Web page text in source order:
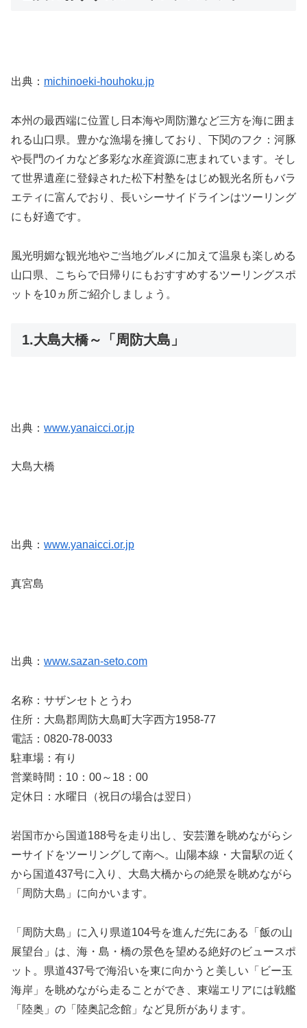
出典： michinoeki-houhoku.jp
本州の最西端に位置し日本海や周防灘など三方を海に囲ま
れる山口県。豊かな漁場を擁しており、下関のフク：河豚
や長門のイカなど多彩な水産資源に恵まれています。そし
て世界遺産に登録された松下村塾をはじめ観光名所もバラ
エティに富んでおり、長いシーサイドラインはツーリング
にも好適です。
風光明媚な観光地やご当地グルメに加えて温泉も楽しめる
山口県、こちらで日帰りにもおすすめするツーリングスポ
ットを10ヵ所ご紹介しましょう。
1.大島大橋～「周防大島」
出典： www.yanaicci.or.jp
大島大橋
出典： www.yanaicci.or.jp
真宮島
出典： www.sazan-seto.com
名称：サザンセトとうわ
住所：大島郡周防大島町大字西方1958-77
電話：0820-78-0033
駐車場：有り
営業時間：10：00～18：00
定休日：水曜日（祝日の場合は翌日）
岩国市から国道188号を走り出し、安芸灘を眺めながらシ
ーサイドをツーリングして南へ。山陽本線・大畠駅の近く
から国道437号に入り、大島大橋からの絶景を眺めながら
「周防大島」に向かいます。
「周防大島」に入り県道104号を進んだ先にある「飯の山
展望台」は、海・島・橋の景色を望める絶好のビュースポ
ット。県道437号で海沿いを東に向かうと美しい「ビー玉
海岸」を眺めながら走ることができ、東端エリアには戦艦
「陸奥」の「陸奥記念館」など見所があります。